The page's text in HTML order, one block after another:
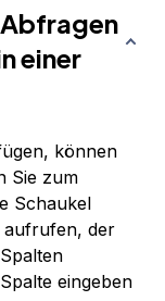
einer
können
Sie zum
Schaukel
aufrufen, der
eingeben